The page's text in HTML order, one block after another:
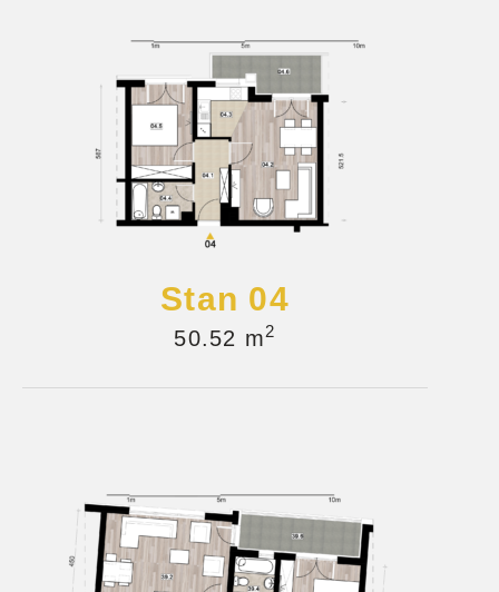
Stan 04
50.52 m2